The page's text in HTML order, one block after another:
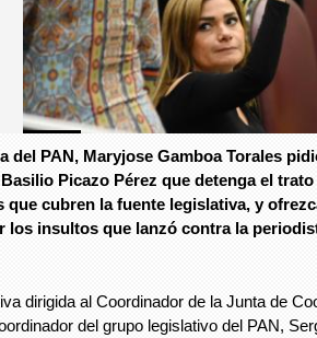
Foto: Avc
del PAN, Maryjose Gamboa Torales
Picazo Pérez que detenga el
que cubren la fuente legislativa, y
los insultos que lanzó contra la
dirigida al Coordinador de la Junta de
del grupo legislativo del PAN,